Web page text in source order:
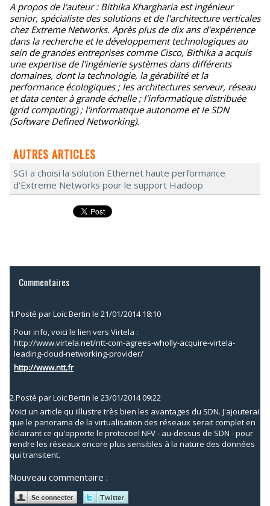
A propos de l'auteur : Bithika Khargharia est ingénieur
senior, spécialiste des solutions et de l'architecture verticales
chez Extreme Networks. Après plus de dix ans d'expérience
dans la recherche et le développement technologiques au
sein de grandes entreprises comme Cisco, Bithika a acquis
une expertise de l'ingénierie systèmes dans différents
domaines, dont la technologie, la gérabilité et la
performance écologiques ; les architectures serveur, réseau
et data center à grande échelle ; l'informatique distribuée
(grid computing) ; l'informatique autonome et le SDN
(Software Defined Networking).
AUTRES ARTICLES
SGI a choisi la solution Ethernet haute performance
d'Extreme Networks pour le support Hadoop
Commentaires
1.Posté parLoic Bertin le 21/01/2014 18:10
Pour info, voici le lien vers Virtela :
http://www.virtela.net/ntt-com-agrees-wholly-acquire-virtela-
leading-cloud-networking-provider/
http://www.ntt.fr
2.Posté parLoic Bertin le 23/01/2014 09:22
Voici un article qu iillustre très bien les avantages du SDN. J'ajouterai
que le panorama de la virtualisation des réseaux serait complet en
éclairant ce qu'apporte le protocoel NFV - au-dessus de SDN - pour
rendre les réseaux encore plus sensibles à la nature des données
qui transitent.
Nouveau commentaire :